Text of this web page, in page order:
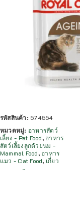
รหัสสินค้า: 574554
หมวดหมู่: อาหารสัตว์
เลี้ยง - Pet Food, อาหาร
สัตว์เลี้ยงลูกด้วยนม -
Mammal Food, อาหาร
แมว - Cat Food, เกี่ยว